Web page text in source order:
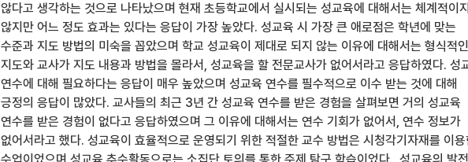
않다고 생각하는 것으로 나타났으며 현재 초등학교에서 실시되는 성교육에 대해서는 체계적이
않지만 어느 정도 효과는 있다는 응답이 가장 높았다. 성교육 시 가장 큰 애로점은 학년에 맞는
수준과 지도 방법의 미숙을 꼽았으며 학교 성교육이 제대로 되지 않는 이유에 대해서는 형식적인
지도와 교사가 지도 내용과 방법을 몰라서, 성교육을 할 전문교사가 없어서라고 응답하였다. 성
연수에 대해 필요하다는 응답이 매우 높았으며 성교육 연수를 필수적으로 이수 받는 것에 대해
긍정의 응답이 많았다. 교사들의 최근 3년 간 성교육 연수를 받은 경험을 살펴보면 거의 성교육
연수를 받은 경험이 없다고 응답하였으며 그 이유에 대해서는 연수 기회가 없어서, 연수 정보가
없어서라고 했다. 성교육이 효율적으로 운영되기 위한 적절한 교수 방법은 시청각기자재를 이